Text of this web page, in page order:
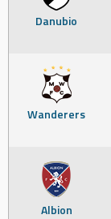
Danubio
Wanderers
Albion